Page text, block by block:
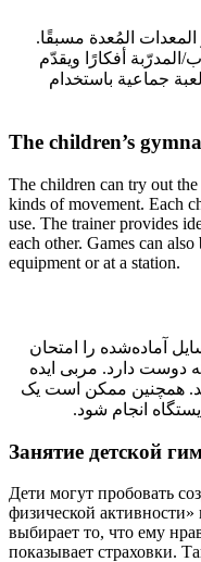
المُعدة مسبقًا.
أفكارًا ويقدّم
جماعية باستخدام
The children’s
The children can try out
kinds of movement. Each
use. The trainer provides
each other. Games can
equipment or at a station.
آماده‌شده را امتحان
دوست دارد. مربی ایده
همچنین ممکن است یک
انجام شود.
Занятие детской
Дети могут пробовать
физической
выбирает то, что ему
показывает страховки.